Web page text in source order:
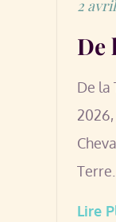
2
De
De la
Terre…
Lire